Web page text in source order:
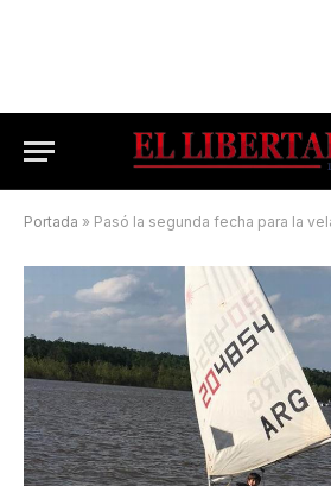
Portada » Pasó la segunda fecha para la